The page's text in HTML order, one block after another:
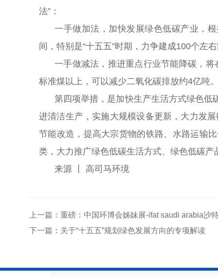
法”：
一手做加法，加快发展绿色低碳产业，
间，特别是“十五五”时期，力争建成100个左
一手做减法，推进重点行业节能降碳，
标准煤以上，可以减少二氧化碳排放约4亿吨
第四项举措，是加快生产生活方式绿色
进清洁生产，实施大规模设备更新，大力发
节能改造，提高大宗货物的铁路、水路运输
类，大力推广绿色低碳生活方式、绿色低碳
来源
高司马环境
上一篇：重磅：中国环博会姊妹展-ifat saudi arabia
下一篇：关于“十五五”规划绿色发展方向的专项解读